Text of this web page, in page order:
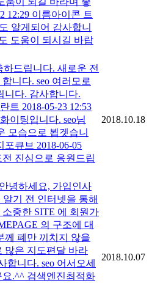
12:29 이름아이콘 트
알게되어 감사합니
도움이 되시길 바랍
하드립니다. 새로운 전
니다. seo 여러모로
니다. 감사합니다.
트 2018-05-23 12:53
이팅입니다. seo님
모습으로 뵙겟습니
포큐브 2018-06-05
진심으로 응원드립
2018.10.18
녕하세요, 가입인사
기 전 인터넷을 통해
중한 SITE 에 회원가
의 구조에 대
께 폐만 끼치지 않을
많은 지도편달 바라
합니다. seo 어서오세
요.^^ 검색엔진최적화
2018.10.07